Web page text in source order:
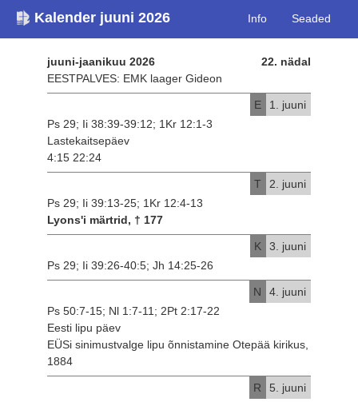
Kalender juuni 2026 Info Seaded
22. nädal
juuni-jaanikuu 2026
EESTPALVES: EMK laager Gideon
E
1. juuni
Ps 29; Ii 38:39-39:12; 1Kr 12:1-3
Lastekaitsepäev
4:15 22:24
T
2. juuni
Ps 29; Ii 39:13-25; 1Kr 12:4-13
Lyons'i märtrid, † 177
K
3. juuni
Ps 29; Ii 39:26-40:5; Jh 14:25-26
N
4. juuni
Ps 50:7-15; Nl 1:7-11; 2Pt 2:17-22
Eesti lipu päev
EÜSi sinimustvalge lipu õnnistamine Otepää kirikus,
1884
R
5. juuni